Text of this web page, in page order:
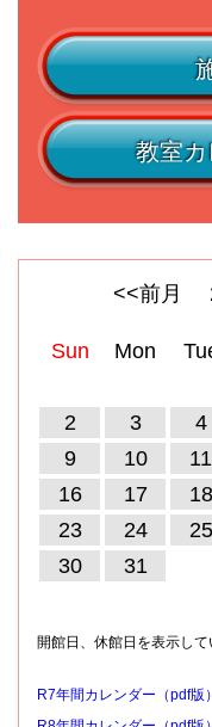
教室
<<前月
Sun Mon
2
3 4
9
10 11
16
17 18
23
24 25
30
31
開館日、休館日を表示し
R7年間カレンダー（pdf版）